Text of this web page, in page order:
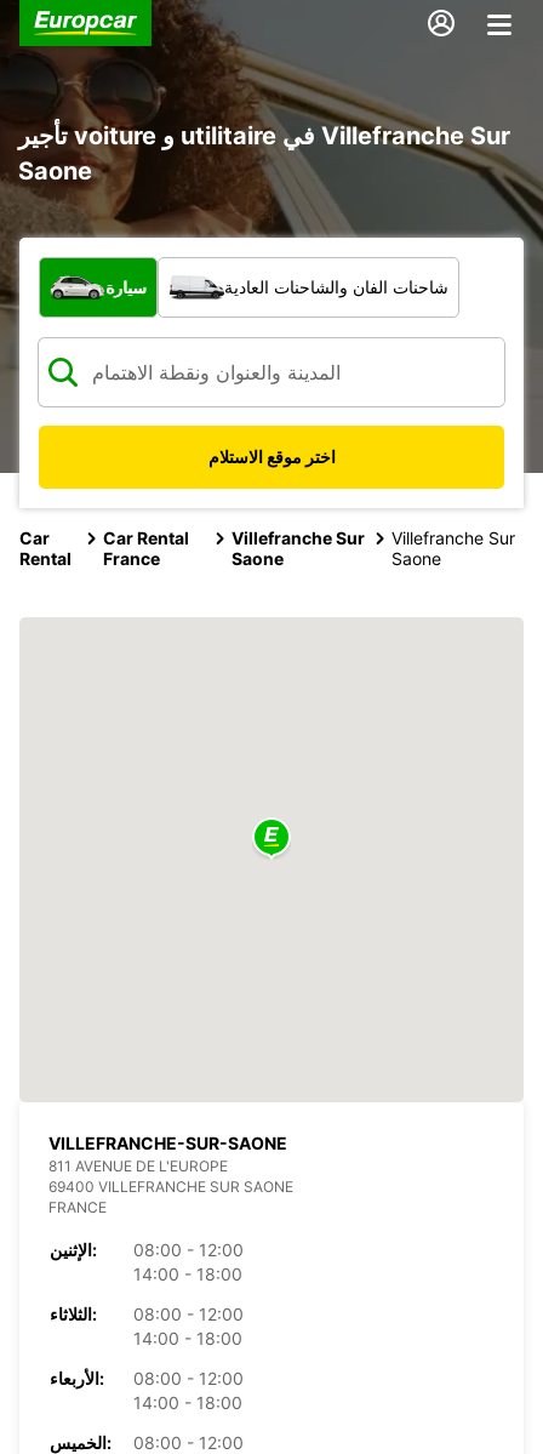
تأجير voiture و utilitaire في Villefranche Sur
Saone
ما نوع المركبة؟
سيارة شاحنات الفان والشاحنات العادية
اختر موقع الاستلام
Car
Rental
Car Rental
France
Villefranche Sur
Saone
Villefranche Sur
Saone
VILLEFRANCHE-SUR-SAONE
811 AVENUE DE L'EUROPE
69400 VILLEFRANCHE SUR SAONE
FRANCE
الإثنين:
08:00 - 12:00
14:00 - 18:00
الثلاثاء:
08:00 - 12:00
14:00 - 18:00
الأربعاء:
08:00 - 12:00
14:00 - 18:00
الخميس:
08:00 - 12:00